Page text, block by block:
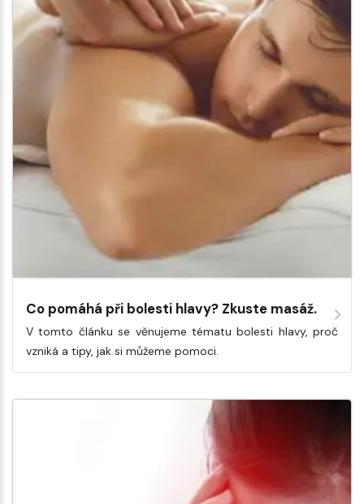
Co pomáhá při bolesti hlavy? Zkuste masáž.
V tomto článku se věnujeme tématu bolesti hlavy, proč
vzniká a tipy, jak si můžeme pomoci.